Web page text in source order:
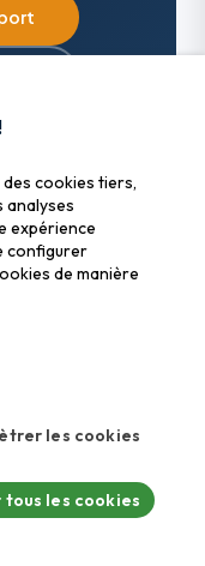
de
de cybersécurité et
cookies tiers,
analyses
expérience
configurer
de manière
les cookies
les cookies